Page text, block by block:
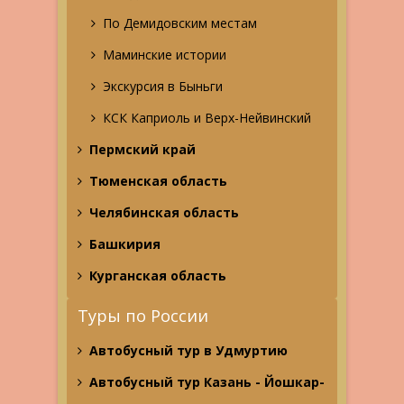
По Демидовским местам
Маминские истории
Экскурсия в Быньги
КСК Каприоль и Верх-Нейвинский
Пермский край
Тюменская область
Челябинская область
Башкирия
Курганская область
Туры по России
Автобусный тур в Удмуртию
Автобусный тур Казань - Йошкар-